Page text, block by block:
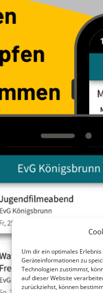
Um dir ein optimales
Geräteinformationen zu
Technologien zustimmst,
auf dieser Website
zurückziehst, können